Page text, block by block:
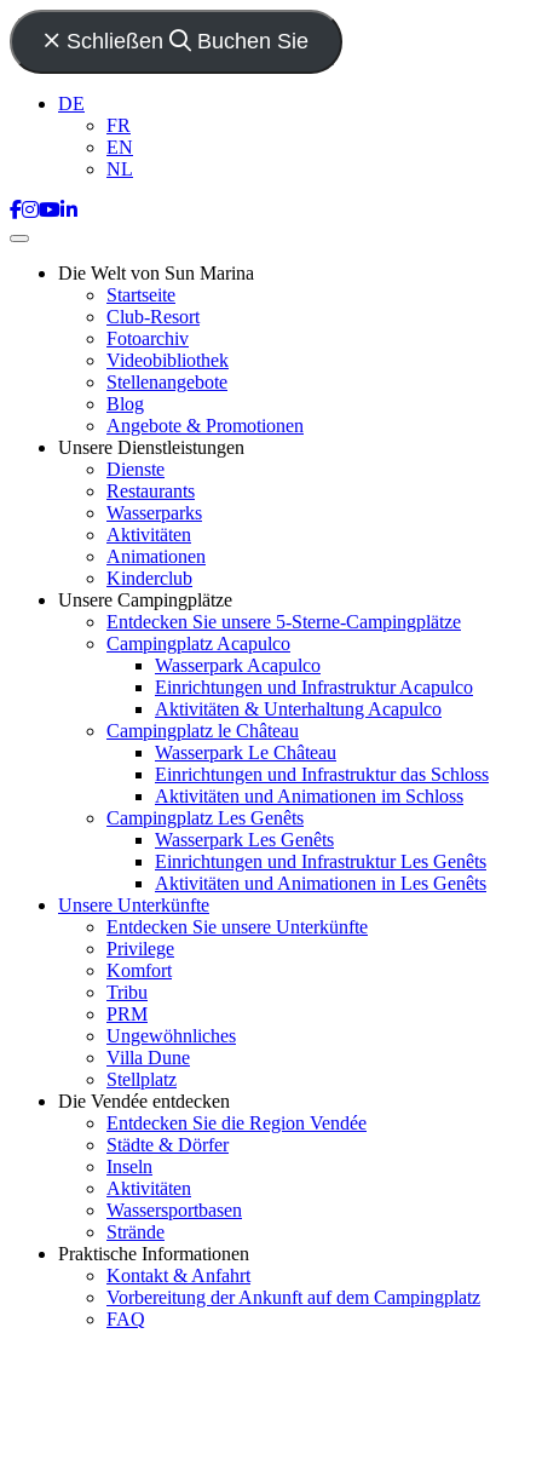
Schließen Buchen Sie
DE
FR
EN
NL
Die Welt von Sun Marina
Startseite
Club-Resort
Fotoarchiv
Videobibliothek
Stellenangebote
Blog
Angebote & Promotionen
Unsere Dienstleistungen
Dienste
Restaurants
Wasserparks
Aktivitäten
Animationen
Kinderclub
Unsere Campingplätze
Entdecken Sie unsere 5-Sterne-Campingplätze
Campingplatz Acapulco
Wasserpark Acapulco
Einrichtungen und Infrastruktur Acapulco
Aktivitäten & Unterhaltung Acapulco
Campingplatz le Château
Wasserpark Le Château
Einrichtungen und Infrastruktur das Schloss
Aktivitäten und Animationen im Schloss
Campingplatz Les Genêts
Wasserpark Les Genêts
Einrichtungen und Infrastruktur Les Genêts
Aktivitäten und Animationen in Les Genêts
Unsere Unterkünfte
Entdecken Sie unsere Unterkünfte
Privilege
Komfort
Tribu
PRM
Ungewöhnliches
Villa Dune
Stellplatz
Die Vendée entdecken
Entdecken Sie die Region Vendée
Städte & Dörfer
Inseln
Aktivitäten
Wassersportbasen
Strände
Praktische Informationen
Kontakt & Anfahrt
Vorbereitung der Ankunft auf dem Campingplatz
FAQ